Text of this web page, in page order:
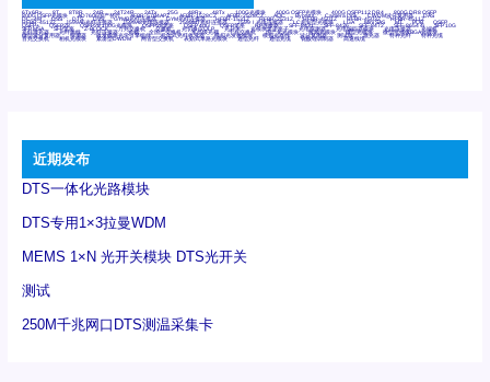
6Tx6Rx 8T 8T8R 24R 24T24R 24Tx 25G 48Rx 48Tx 100G光模块 400G OSFP光模块 400G QSFP112 DR4 800G DR8 OSFP
800G OSFP光模块 AD7606国产替代 AFBR-57B4APZ AFBR-1528CZ AFBR-2528CZ AOC Bypass Camera Link CWDM波分复用器 DAS
DC~4M DSS DTS DVS GYMB光纤连接器 GYM光纤连接器 HFBR-1531Z HFBR-2531Z HFBR-4501Z HFBR-4503Z HFBR-4511Z
HFBR-4513Z J599A6光纤连接器 J599A8光电连接器 J599MT光纤连接器 J599Ⅰ光电连接器 LC超短型光模块 LGA Mini SAS MT POB QSFP
QSFP+ QSFP28 QSFP28 100G光模块 QSFP28笼座 QSFP 40G QSFP笼座 RP连接器 SFF-8431 SFF-8436 SFF-8472 SFF-8654 4i SFP 10G
SFP MSA SFP笼座 Z-BLOCK 万兆交换机 交换机 光切换仪OLP 光开关 光模块笼子座子 光电探测器 光电编码器模块 光电连接器 光端机
光纤激光器 光纤跳线 光纤连接器 光耦 全国产交换机 军品级光耦 千兆交换机 国产化光模块 射频光模块 微型光模块 微型可插拔BGA光模块
微型波分复用器 探测器 收发模块光学引擎组件 机架式光纤收发器 模拟光发射模块 模拟光器件 波分复用器 测试版 激光器 特种光纤 特种光缆
百兆交换机 相机光模块 紧凑型DWDM 网管型交换机 表贴式单路光模块 通信光纤 通信光缆 铌酸锂调制器 高速线缆
近期发布
DTS一体化光路模块
DTS专用1×3拉曼WDM
MEMS 1×N 光开关模块 DTS光开关
测试
250M千兆网口DTS测温采集卡